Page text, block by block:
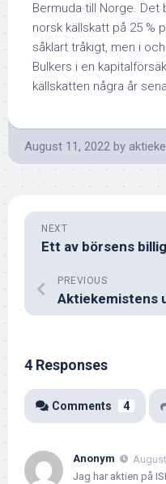
Bermuda till Norge.
norsk källskatt på 25 %
såklart tråkigt, men i
Bulkers i en
källskatten några år
August 11, 2022 by
NEXT
PREVIOUS
Aktiekemistens
4 Responses
Comments 4
Anonym
Jag har aktien på